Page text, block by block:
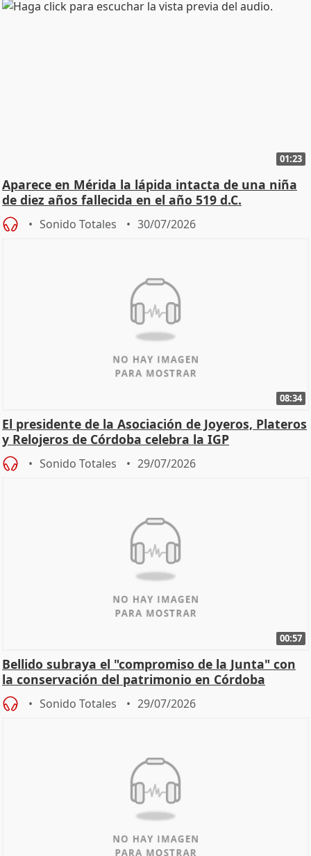
01:23
Aparece en Mérida la lápida intacta de una niña
de diez años fallecida en el año 519 d.C.
Sonido Totales 30/07/2026
08:34
El presidente de la Asociación de Joyeros, Plateros
y Relojeros de Córdoba celebra la IGP
Sonido Totales 29/07/2026
00:57
Bellido subraya el "compromiso de la Junta" con
la conservación del patrimonio en Córdoba
Sonido Totales 29/07/2026